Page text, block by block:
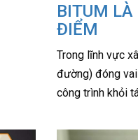
BITUM LÀ
ĐIỂM
Trong lĩnh vực
đường) đóng
công trình khỏi